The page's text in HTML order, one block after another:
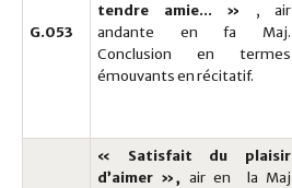
G.053
tendre amie… »
, air
andante en fa Maj.
Conclusion en termes
émouvants en récitatif.
« Satisfait du plaisir
d’aimer », air en la Maj